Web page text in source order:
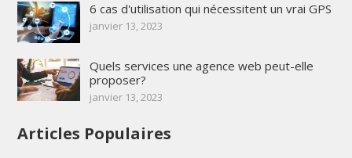
6 cas d'utilisation qui nécessitent un vrai GPS
janvier 13, 2023
Quels services une agence web peut-elle
proposer?
janvier 13, 2023
Articles Populaires